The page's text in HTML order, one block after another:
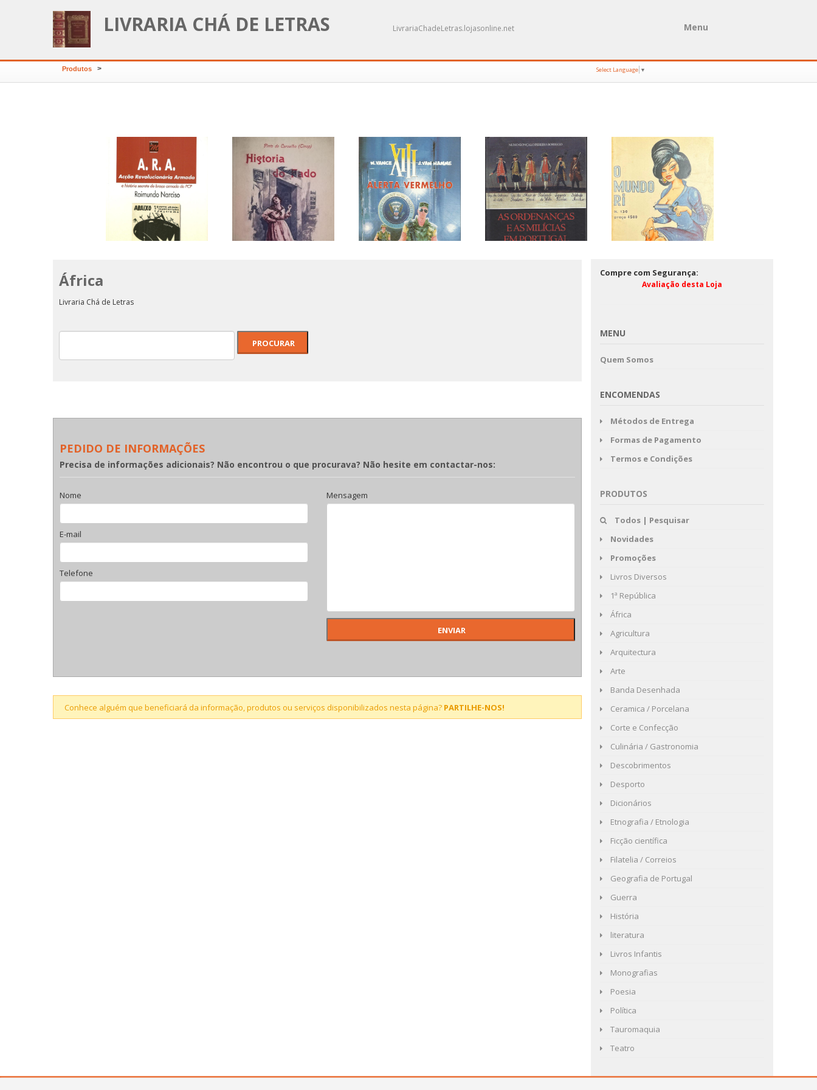
LIVRARIA CHÁ DE LETRAS LivrariaChadeLetras.lojasonline.net Menu
Produtos > Select Language ▼
Manecas
A.R.A - ACÇÃO
O Mundo Ri
África
Livraria Chá de Letras
PEDIDO DE INFORMAÇÕES
Precisa de informações adicionais? Não encontrou o que procurava? Não hesite em contactar-nos:
Nome
E-mail
Telefone
Mensagem
Conhece alguém que beneficiará da informação, produtos ou serviços disponibilizados nesta página? PARTILHE-NOS!
Compre com Segurança:
Avaliação desta Loja
MENU
Quem Somos
ENCOMENDAS
Métodos de Entrega
Formas de Pagamento
Termos e Condições
PRODUTOS
Todos | Pesquisar
Novidades
Promoções
Livros Diversos
1ª República
África
Agricultura
Arquitectura
Arte
Banda Desenhada
Ceramica / Porcelana
Corte e Confecção
Culinária / Gastronomia
Descobrimentos
Desporto
Dicionários
Etnografia / Etnologia
Ficção científica
Filatelia / Correios
Geografia de Portugal
Guerra
História
literatura
Livros Infantis
Monografias
Poesia
Política
Tauromaquia
Teatro